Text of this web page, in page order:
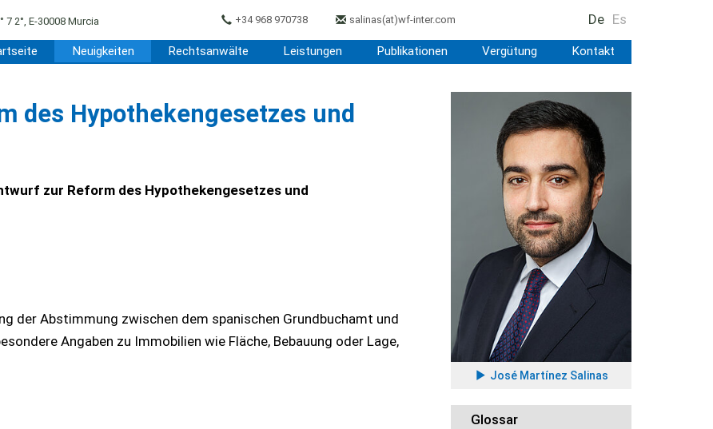
2°, E-30008 Murcia salinas(at)wf-inter.com
+34 968 970738 De Es
Neuigkeiten Rechtsanwälte Leistungen Publikationen Vergütung Kontakt
des Hypothekengesetzes und
zur Reform des Hypothekengesetzes und
der Abstimmung zwischen dem spanischen Grundbuchamt und
Angaben zu Immobilien wie Fläche, Bebauung oder Lage,
José Martínez Salinas
Glossar